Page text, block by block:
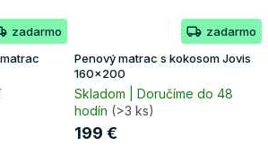
zadarmo
zadarmo
Penový matrac s kokosom Jovis
160x200
Skladom | Doručíme do 48
hodín (>3 ks)
199 €